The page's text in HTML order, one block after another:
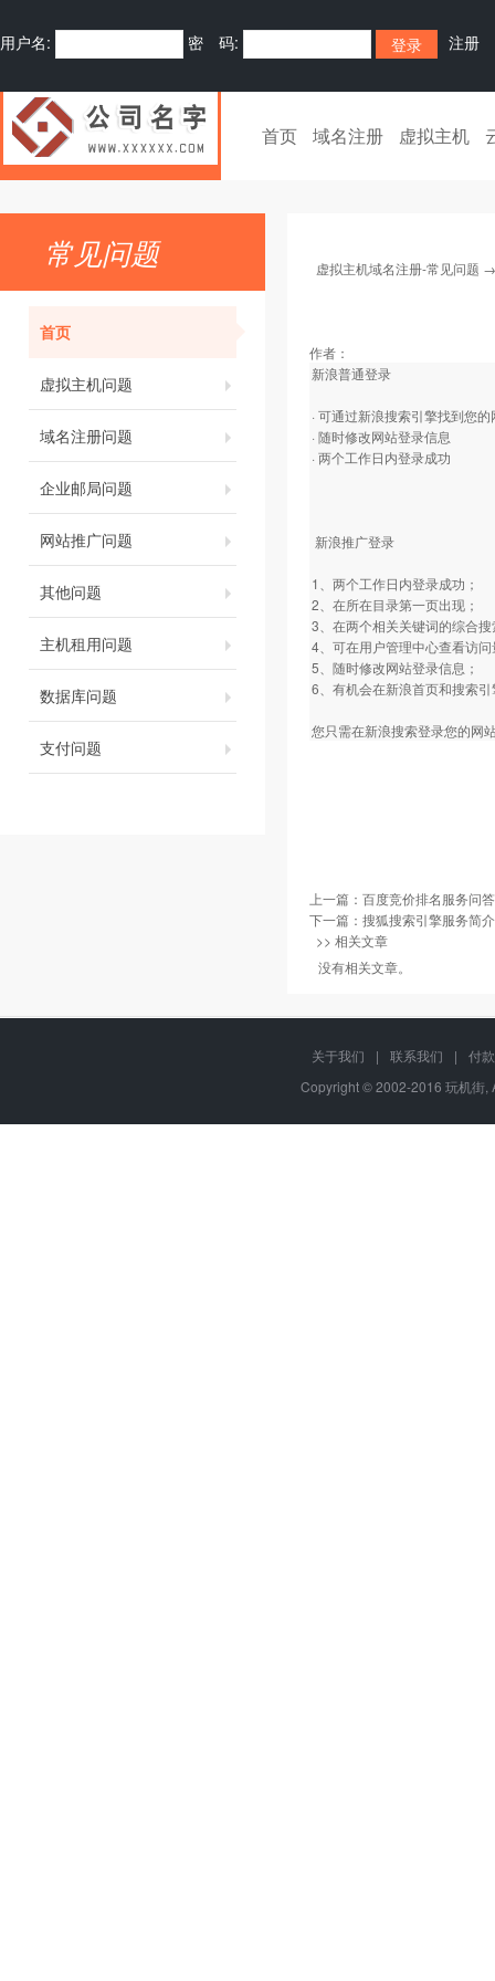
用户名: 密 码: 注册
首页 域名注册 虚拟主机
常见问题
首页
虚拟主机问题
域名注册问题
企业邮局问题
网站推广问题
其他问题
主机租用问题
数据库问题
支付问题
虚拟主机域名注册-常见问题
作者：
新浪普通登录
· 可通过新浪搜索引擎找到您
· 随时修改网站登录信息
· 两个工作日内登录成功
新浪推广登录
1、两个工作日内登录成功；
2、在所在目录第一页出现；
3、在两个相关关键词的综合
4、可在用户管理中心查看访
5、随时修改网站登录信息；
6、有机会在新浪首页和搜索
您只需在新浪搜索登录您的网
上一篇： 百度竞价排名服务问答
下一篇： 搜狐搜索引擎服务简介
>> 相关文章
没有相关文章。
关于我们 | 联系我们 |
付
Copyright © 2002-2016 玩机街